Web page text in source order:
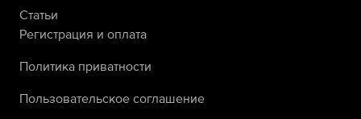
Статьи
Регистрация и оплата
Политика приватности
Пользовательское соглашение